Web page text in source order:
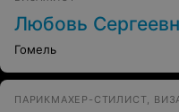
Любовь
Гомель
ПАРИКМАХЕР-СТИЛИСТ,